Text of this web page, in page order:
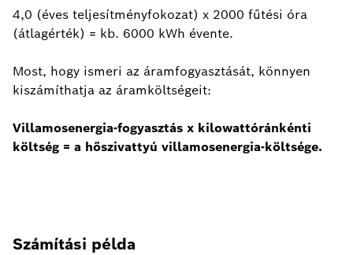
4,0 (éves teljesítményfokozat) x 2000 fűtési óra
(átlagérték) = kb. 6000 kWh évente.
Most, hogy ismeri az áramfogyasztását, könnyen
kiszámíthatja az áramköltségeit:
Villamosenergia-fogyasztás x kilowattóránkénti
költség = a hőszivattyú villamosenergia-költsége.
Számítási példa